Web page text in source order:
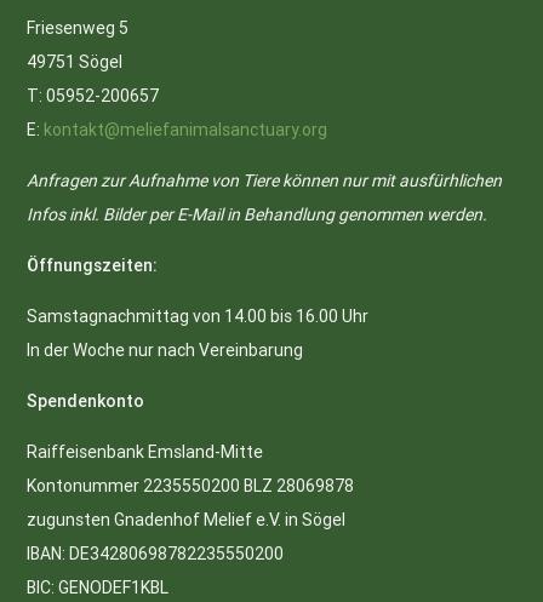
Friesenweg 5
49751 Sögel
T: 05952-200657
E: kontakt@meliefanimalsanctuary.org
Anfragen zur Aufnahme von Tiere können nur mit ausfürhlichen
Infos inkl. Bilder per E-Mail in Behandlung genommen werden.
Öffnungszeiten:
Samstagnachmittag von 14.00 bis 16.00 Uhr
In der Woche nur nach Vereinbarung
Spendenkonto
Raiffeisenbank Emsland-Mitte
Kontonummer 2235550200 BLZ 28069878
zugunsten Gnadenhof Melief e.V. in Sögel
IBAN: DE34280698782235550200
BIC: GENODEF1KBL